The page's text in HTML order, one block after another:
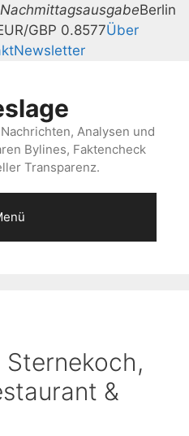
NachmittagsausgabeBerlin
GBP 0.8577Über
Newsletter
Analysen und
Bylines, Faktencheck
Transparenz.
Sternekoch,
&